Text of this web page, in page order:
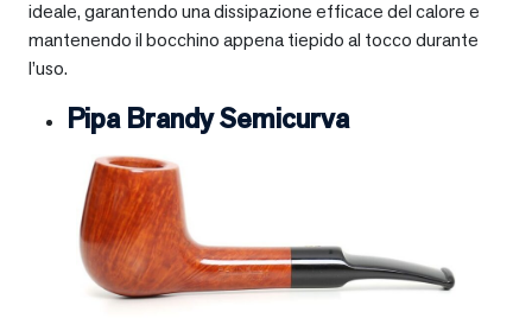
ideale, garantendo una dissipazione efficace del calore e
mantenendo il bocchino appena tiepido al tocco durante
l’uso.
Pipa Brandy Semicurva